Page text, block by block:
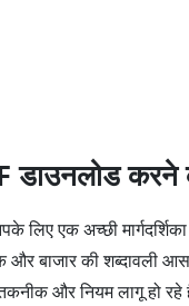
करने
एक अच्छी
बाजार की शब्दावली
और नियम लागू हो